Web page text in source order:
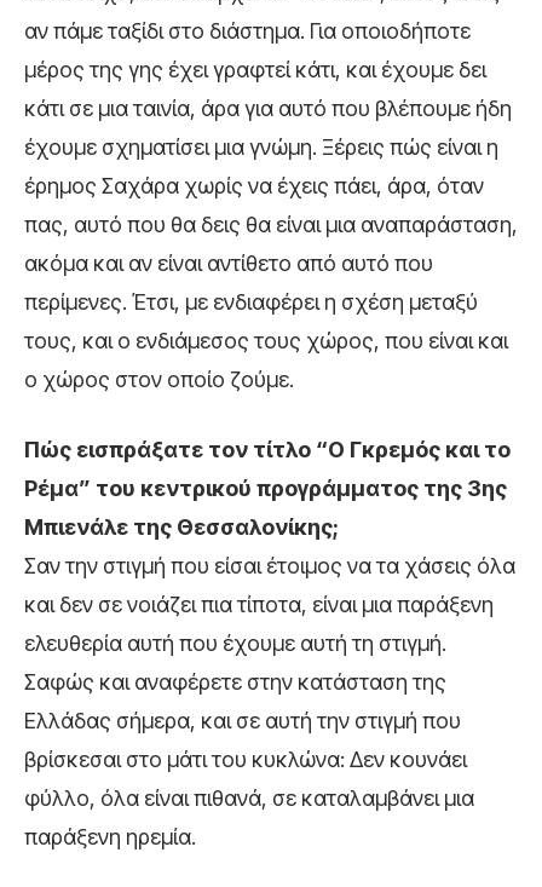
αν πάμε ταξίδι στο διάστημα. Για οποιοδήποτε
μέρος της γης έχει γραφτεί κάτι, και έχουμε δει
κάτι σε μια ταινία, άρα για αυτό που βλέπουμε ήδη
έχουμε σχηματίσει μια γνώμη. Ξέρεις πώς είναι η
έρημος Σαχάρα χωρίς να έχεις πάει, άρα, όταν
πας, αυτό που θα δεις θα είναι μια αναπαράσταση,
ακόμα και αν είναι αντίθετο από αυτό που
περίμενες. Έτσι, με ενδιαφέρει η σχέση μεταξύ
τους, και ο ενδιάμεσος τους χώρος, που είναι και
ο χώρος στον οποίο ζούμε.
Πώς εισπράξατε τον τίτλο “Ο Γκρεμός και το
Ρέμα” του κεντρικού προγράμματος της 3ης
Μπιενάλε της Θεσσαλονίκης;
Σαν την στιγμή που είσαι έτοιμος να τα χάσεις όλα
και δεν σε νοιάζει πια τίποτα, είναι μια παράξενη
ελευθερία αυτή που έχουμε αυτή τη στιγμή.
Σαφώς και αναφέρετε στην κατάσταση της
Ελλάδας σήμερα, και σε αυτή την στιγμή που
βρίσκεσαι στο μάτι του κυκλώνα: Δεν κουνάει
φύλλο, όλα είναι πιθανά, σε καταλαμβάνει μια
παράξενη ηρεμία.